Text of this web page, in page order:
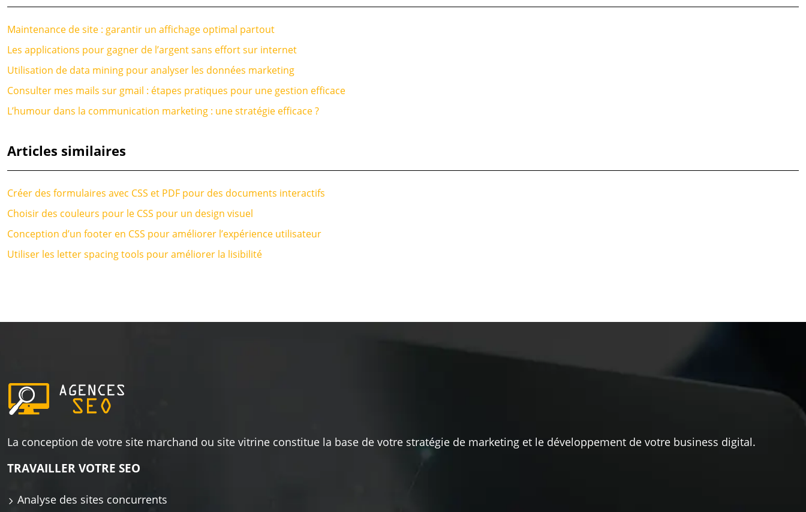
Maintenance de site : garantir un affichage optimal partout
Les applications pour gagner de l’argent sans effort sur internet
Utilisation de data mining pour analyser les données marketing
Consulter mes mails sur gmail : étapes pratiques pour une gestion efficace
L’humour dans la communication marketing : une stratégie efficace ?
Articles similaires
Créer des formulaires avec CSS et PDF pour des documents interactifs
Choisir des couleurs pour le CSS pour un design visuel
Conception d’un footer en CSS pour améliorer l’expérience utilisateur
Utiliser les letter spacing tools pour améliorer la lisibilité
La conception de votre site marchand ou site vitrine constitue la base de votre stratégie de marketing et le développement de votre business digital.
TRAVAILLER VOTRE SEO
Analyse des sites concurrents